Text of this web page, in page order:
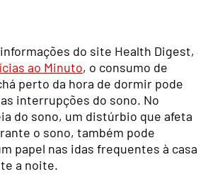
do site Health Digest,
ao Minuto, o consumo de
perto da hora de dormir pode
interrupções do sono. No
do sono, um distúrbio que afeta
o sono, também pode
papel nas idas frequentes à casa
a noite.